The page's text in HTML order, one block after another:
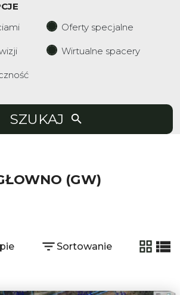
Oferty specjalne
Wirtualne spacery
SZUKAJ
(GW)
Sortowanie
tabela